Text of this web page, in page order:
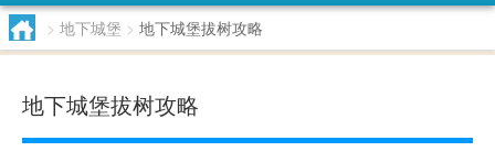
> 地下城堡 > 地下城堡拔树攻略
地下城堡拔树攻略